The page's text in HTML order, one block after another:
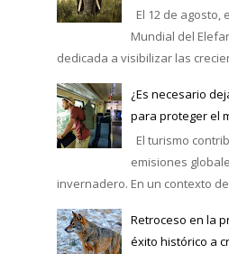
El 12 de agosto,
Mundial del
dedicada a visibilizar las
¿Es necesario
para proteger el
El turismo
emisiones
invernadero. En un contexto
Retroceso en la
éxito histórico a